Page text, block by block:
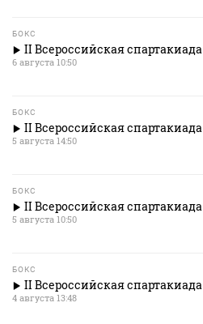
БОКС
II Всероссийская спартакиада
6 августа 10:50
БОКС
II Всероссийская спартакиада
5 августа 14:50
БОКС
II Всероссийская спартакиада
5 августа 10:50
БОКС
II Всероссийская спартакиада
4 августа 13:48